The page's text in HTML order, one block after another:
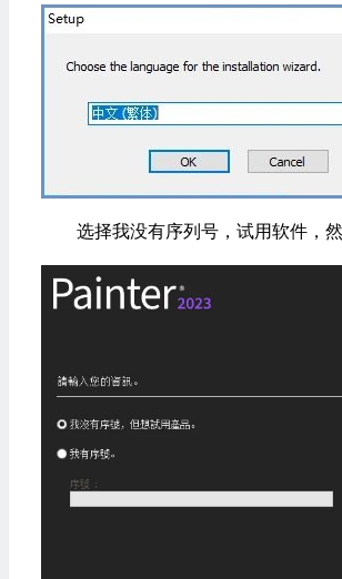
选择我没有序列号，试用软件，